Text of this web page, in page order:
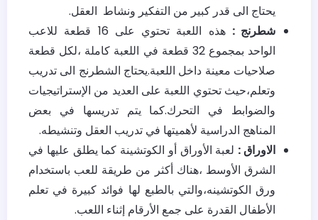
يحتاج الى قدر كبير من التفكير ونشاط العقل.
شطرنج :
هذه اللعبة تحتوي على 16 قطعة للاعب
الواحد بمجموع 32 قطعة في اللعبة كاملة ،لكل قطعة
صلاحيات معينة داخل اللعبة.يحتاج الشطرنج الى تدريب
وتعلم،حيث تحتوي اللعبة على العديد من الإستراتيجيات
والضوابط في التحرك.كما يتم تدريسها في بعض
المناهج الدراسية لأهميتها في تدريب العقل وتنشيطه.
الاوراق : لعبة الأوراق أو الكوتشينة كما يطلق عليها في
الشرق الأوسط ،هناك أكثر من طريقة للعب باستخدام
ورق الكوتشينه،والتي بالطبع لها فوائد كبيرة في تعلم
الأطفال القدرة على جمع الأرقام إثناء اللعب.